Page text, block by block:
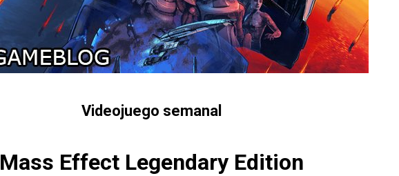
Videojuego semanal
Mass Effect Legendary Edition